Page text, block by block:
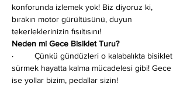
konforunda izlemek yok! Biz diyoruz ki,
bırakın motor gürültüsünü, duyun
tekerleklerinizin fısıltısını!
Neden mi Gece Bisiklet Turu?
·         Çünkü gündüzleri o kalabalıkta bisiklet
sürmek hayatta kalma mücadelesi gibi! Gece
ise yollar bizim, pedallar sizin!